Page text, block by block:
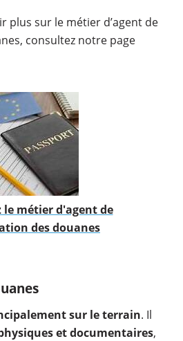
plus sur le métier d’agent de
consultez notre page
le métier d'agent de
des douanes
sur le terrain. Il
et documentaires,